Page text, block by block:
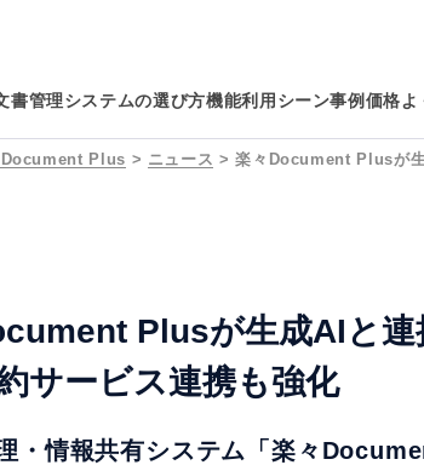
書管理システムの選び方機能利用シーン事例価格よ
Document Plus > ニュース >楽々Document Plusが
Plusが生成AIと連
サービス連携も強化
・情報共有システム「楽々